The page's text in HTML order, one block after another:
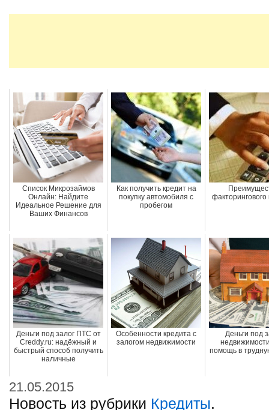
Список Микрозаймов
Онлайн: Найдите
Идеальное Решение для
Ваших Финансов
Как получить кредит на
покупку автомобиля с
пробегом
факторингового
Деньги под залог ПТС от
Creddy.ru: надёжный и
быстрый способ получить
наличные
Особенности кредита с
залогом недвижимости
Деньги под
помощь в
21.05.2015
Новость из рубрики Кредиты.